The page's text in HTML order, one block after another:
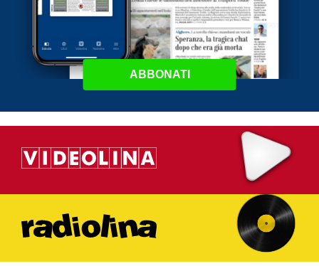
ABBONATI